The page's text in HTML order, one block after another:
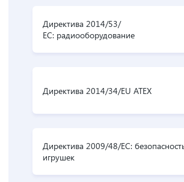
Директива 2014/53/
ЕС: радиооборудование
Директива 2014/34/EU ATEX
Директива 2009/48/ЕС:
игрушек